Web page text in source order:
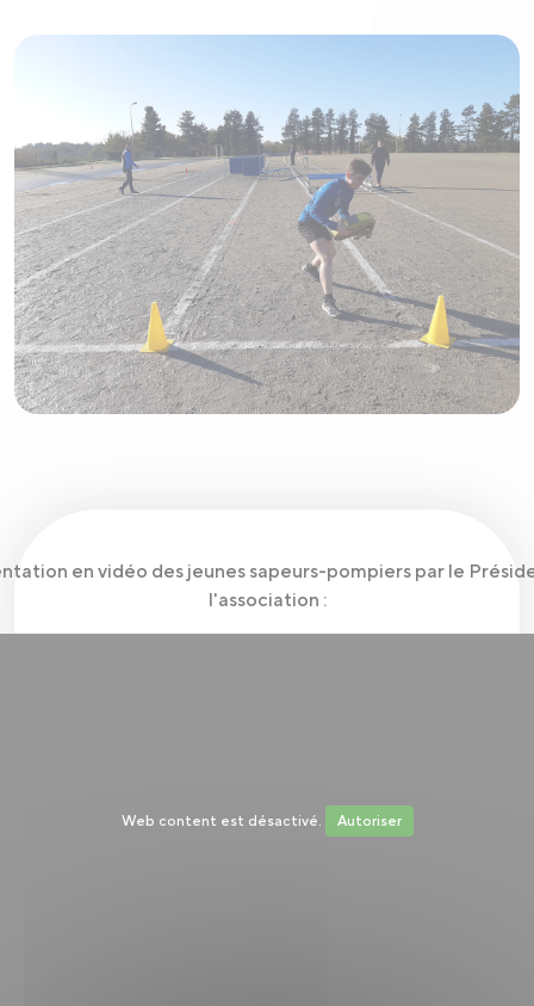
en vidéo des jeunes sapeurs-pompiers par le
l'association :
Web content est désactivé. Autoriser